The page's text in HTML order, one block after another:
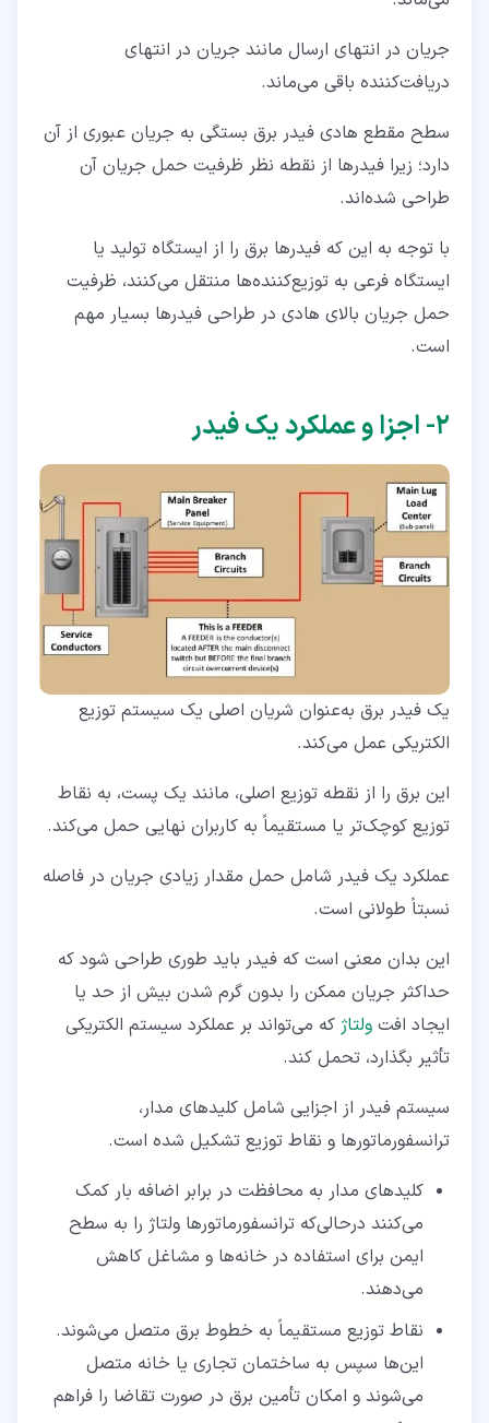
جریان در انتهای ارسال مانند جریان در انتهای
دریافت‌کننده باقی می‌ماند.
سطح مقطع هادی فیدر برق بستگی به جریان عبوری از آن‌
دارد؛ زیرا فیدرها از نقطه‌ نظر ظرفیت حمل جریان آن
طراحی شده‌اند.
با توجه به این‌ که فیدرها برق را از ایستگاه تولید یا
ایستگاه فرعی به توزیع‌کننده‌ها منتقل می‌کنند، ظرفیت
حمل جریان بالای هادی در طراحی فیدرها بسیار مهم
است.
۲‏- اجزا و عملکرد یک فیدر
یک فیدر برق به‌عنوان شریان اصلی یک سیستم توزیع
الکتریکی عمل می‌کند.
این برق را از نقطه توزیع اصلی، مانند یک پست، به نقاط
توزیع کوچک‌تر یا مستقیماً به کاربران نهایی حمل می‌کند.
عملکرد یک فیدر شامل حمل مقدار زیادی جریان در فاصله
نسبتاً طولانی است.
این بدان معنی است که فیدر باید طوری طراحی شود که
حداکثر جریان ممکن را بدون گرم‌ شدن بیش از حد یا
ایجاد افت ولتاژ که می‌تواند بر عملکرد سیستم الکتریکی
تأثیر بگذارد، تحمل کند.
سیستم فیدر از اجزایی شامل کلیدهای مدار،
ترانسفورماتورها و نقاط توزیع تشکیل شده است.
کلیدهای مدار به محافظت در برابر اضافه‌ بار کمک
می‌کنند درحالی‌که ترانسفورماتورها ولتاژ را به سطح
ایمن برای استفاده در خانه‌ها و مشاغل کاهش
می‌دهند.
نقاط توزیع مستقیماً به خطوط برق متصل می‌شوند.
این‌ها سپس به ساختمان تجاری یا خانه متصل
می‌شوند و امکان تأمین برق در صورت تقاضا را فراهم